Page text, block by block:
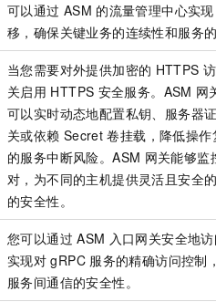
可以通过 ASM 的流量管理中心实现
移，确保关键业务的连续性和服务的
当您需要对外提供加密的 HTTPS
关启用 HTTPS 安全服务。ASM 网
可以实时动态地配置私钥、服务器
关或依赖 Secret 卷挂载，降低操
的服务中断风险。ASM 网关能够监
对，为不同的主机提供灵活且安全
的安全性。
您可以通过 ASM 入口网关安全地
实现对 gRPC 服务的精确访问控制
服务间通信的安全性。